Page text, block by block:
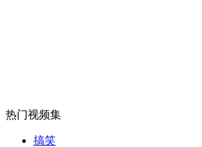
外交部：反对强权政治霸凌主义
热门视频集
搞笑